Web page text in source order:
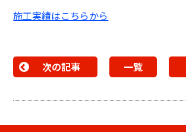
施工実績はこちらから
次の記事 一覧